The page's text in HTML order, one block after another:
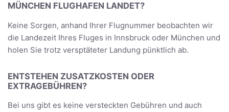
MÜNCHEN FLUGHAFEN LANDET?
Keine Sorgen, anhand Ihrer Flugnummer beobachten wir
die Landezeit Ihres Fluges in Innsbruck oder München und
holen Sie trotz versptäteter Landung pünktlich ab.
ENTSTEHEN ZUSATZKOSTEN ODER
EXTRAGEBÜHREN?
Bei uns gibt es keine versteckten Gebühren und auch